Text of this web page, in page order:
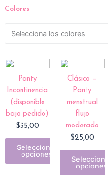
Colores
Selecciona los colores
Panty
Incontinencia
(disponible
bajo pedido)
$35,00
Seleccionar
opciones
Clásico –
Panty
menstrual
flujo
moderado
$25,00
Seleccionar
opciones